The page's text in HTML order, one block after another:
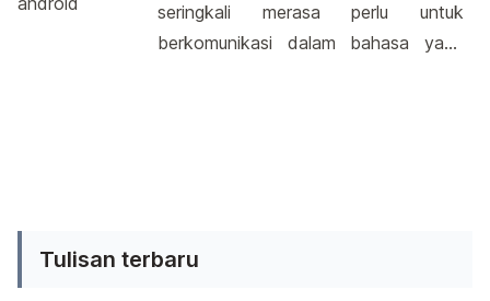
2014 mendatang. Mobil ini disebut-
sebut sebagai generasi terbaru dari
seringkali merasa perlu untuk
berkomunikasi dalam bahasa yang
mengetik bisa diperoleh dengan
Tulisan terbaru